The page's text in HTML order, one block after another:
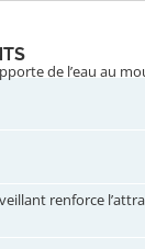
de l’eau au
renforce